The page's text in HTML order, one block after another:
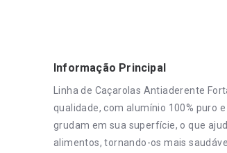
Informação Principal
Linha de Caçarolas Antiaderente
qualidade, com alumínio 100% puro
grudam em sua superfície, o que
alimentos, tornando-os mais